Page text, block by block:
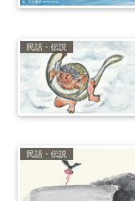
民話・伝説
民話・伝説